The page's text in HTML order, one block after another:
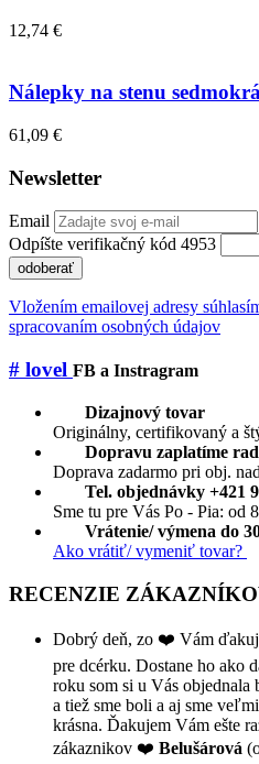
12,74 €
Nálepky na stenu
61,09 €
Newsletter
Email
Odpíšte verifikačný kód 4953
odoberať
Vložením emailovej adresy
spracovaním osobných údajov
# lovel FB a Instragram
Dizajnový tovar
Originálny, certifikovaný a
Dopravu zaplatíme
Doprava zadarmo pri obj.
Tel. objednávky +421
Sme tu pre Vás Po - Pia: od
Vrátenie/ výmena do
Ako vrátiť/ vymeniť tovar?
RECENZIE
Dobrý deň, zo ❤️ Vám
pre dcérku. Dostane ho ako
roku som si u Vás objednala
a tiež sme boli a aj sme
krásna. Ďakujem Vám ešte
zákaznikov ❤️ Belušárová